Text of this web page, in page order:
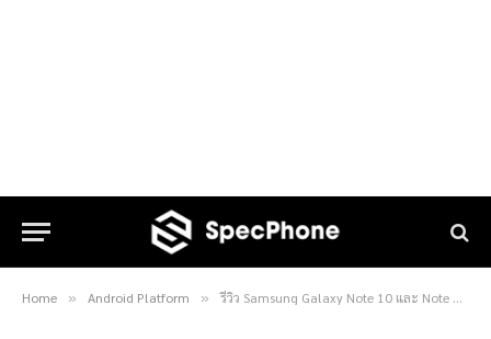
Home » Android Platform » รีวิว Samsung Galaxy Note 10 และ Note 10+ สุดยอดเรือธงที่มาพร้อมฟีเจอร์มากมาย